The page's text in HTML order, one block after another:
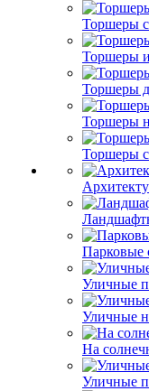
Торшеры
Торшеры
Торшеры
Торшеры
Торшеры
Парковые
Уличные
Уличные
На
Уличные